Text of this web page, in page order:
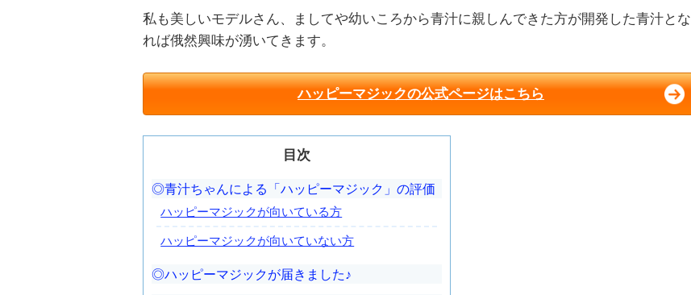
私も美しいモデルさん、ましてや幼いころから青汁に親しんできた方が開発した青汁とな
れば俄然興味が湧いてきます。
ハッピーマジックの公式ページはこちら
目次
青汁ちゃんによる「ハッピーマジック」の評価
ハッピーマジックが向いている方
ハッピーマジックが向いていない方
ハッピーマジックが届きました♪